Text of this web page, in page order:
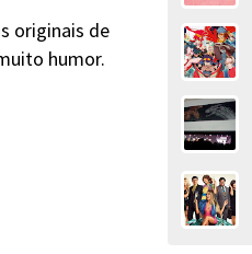
originais de
humor.